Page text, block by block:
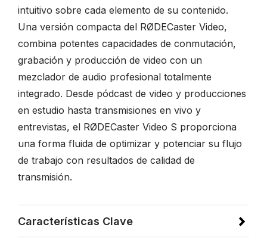
intuitivo sobre cada elemento de su contenido.
Una versión compacta del RØDECaster Video,
combina potentes capacidades de conmutación,
grabación y producción de video con un
mezclador de audio profesional totalmente
integrado. Desde pódcast de video y producciones
en estudio hasta transmisiones en vivo y
entrevistas, el RØDECaster Video S proporciona
una forma fluida de optimizar y potenciar su flujo
de trabajo con resultados de calidad de
transmisión.
Características Clave